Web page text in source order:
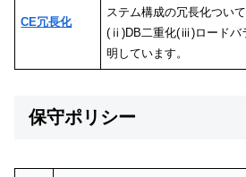
CE冗長化
ステム構成の冗長化つい
(ⅱ)DB二重化(ⅲ)ロードバ
明しています。
保守ポリシー